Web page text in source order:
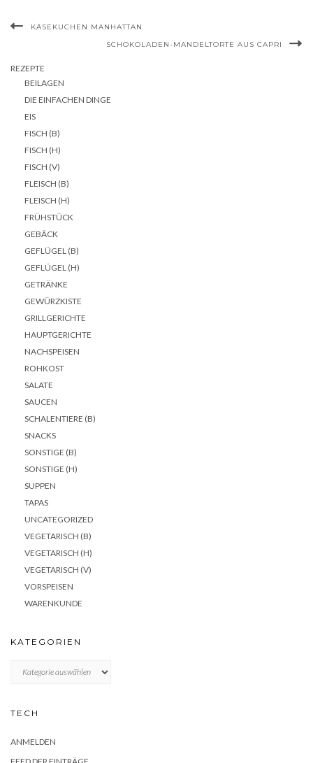
KÄSEKUCHEN MANHATTAN
SCHOKOLADEN-MANDELTORTE AUS CAPRI
REZEPTE
BEILAGEN
DIE EINFACHEN DINGE
EIS
FISCH (B)
FISCH (H)
FISCH (V)
FLEISCH (B)
FLEISCH (H)
FRÜHSTÜCK
GEBÄCK
GEFLÜGEL (B)
GEFLÜGEL (H)
GETRÄNKE
GEWÜRZKISTE
GRILLGERICHTE
HAUPTGERICHTE
NACHSPEISEN
ROHKOST
SALATE
SAUCEN
SCHALENTIERE (B)
SNACKS
SONSTIGE (B)
SONSTIGE (H)
SUPPEN
TAPAS
UNCATEGORIZED
VEGETARISCH (B)
VEGETARISCH (H)
VEGETARISCH (V)
VORSPEISEN
WARENKUNDE
KATEGORIEN
TECH
ANMELDEN